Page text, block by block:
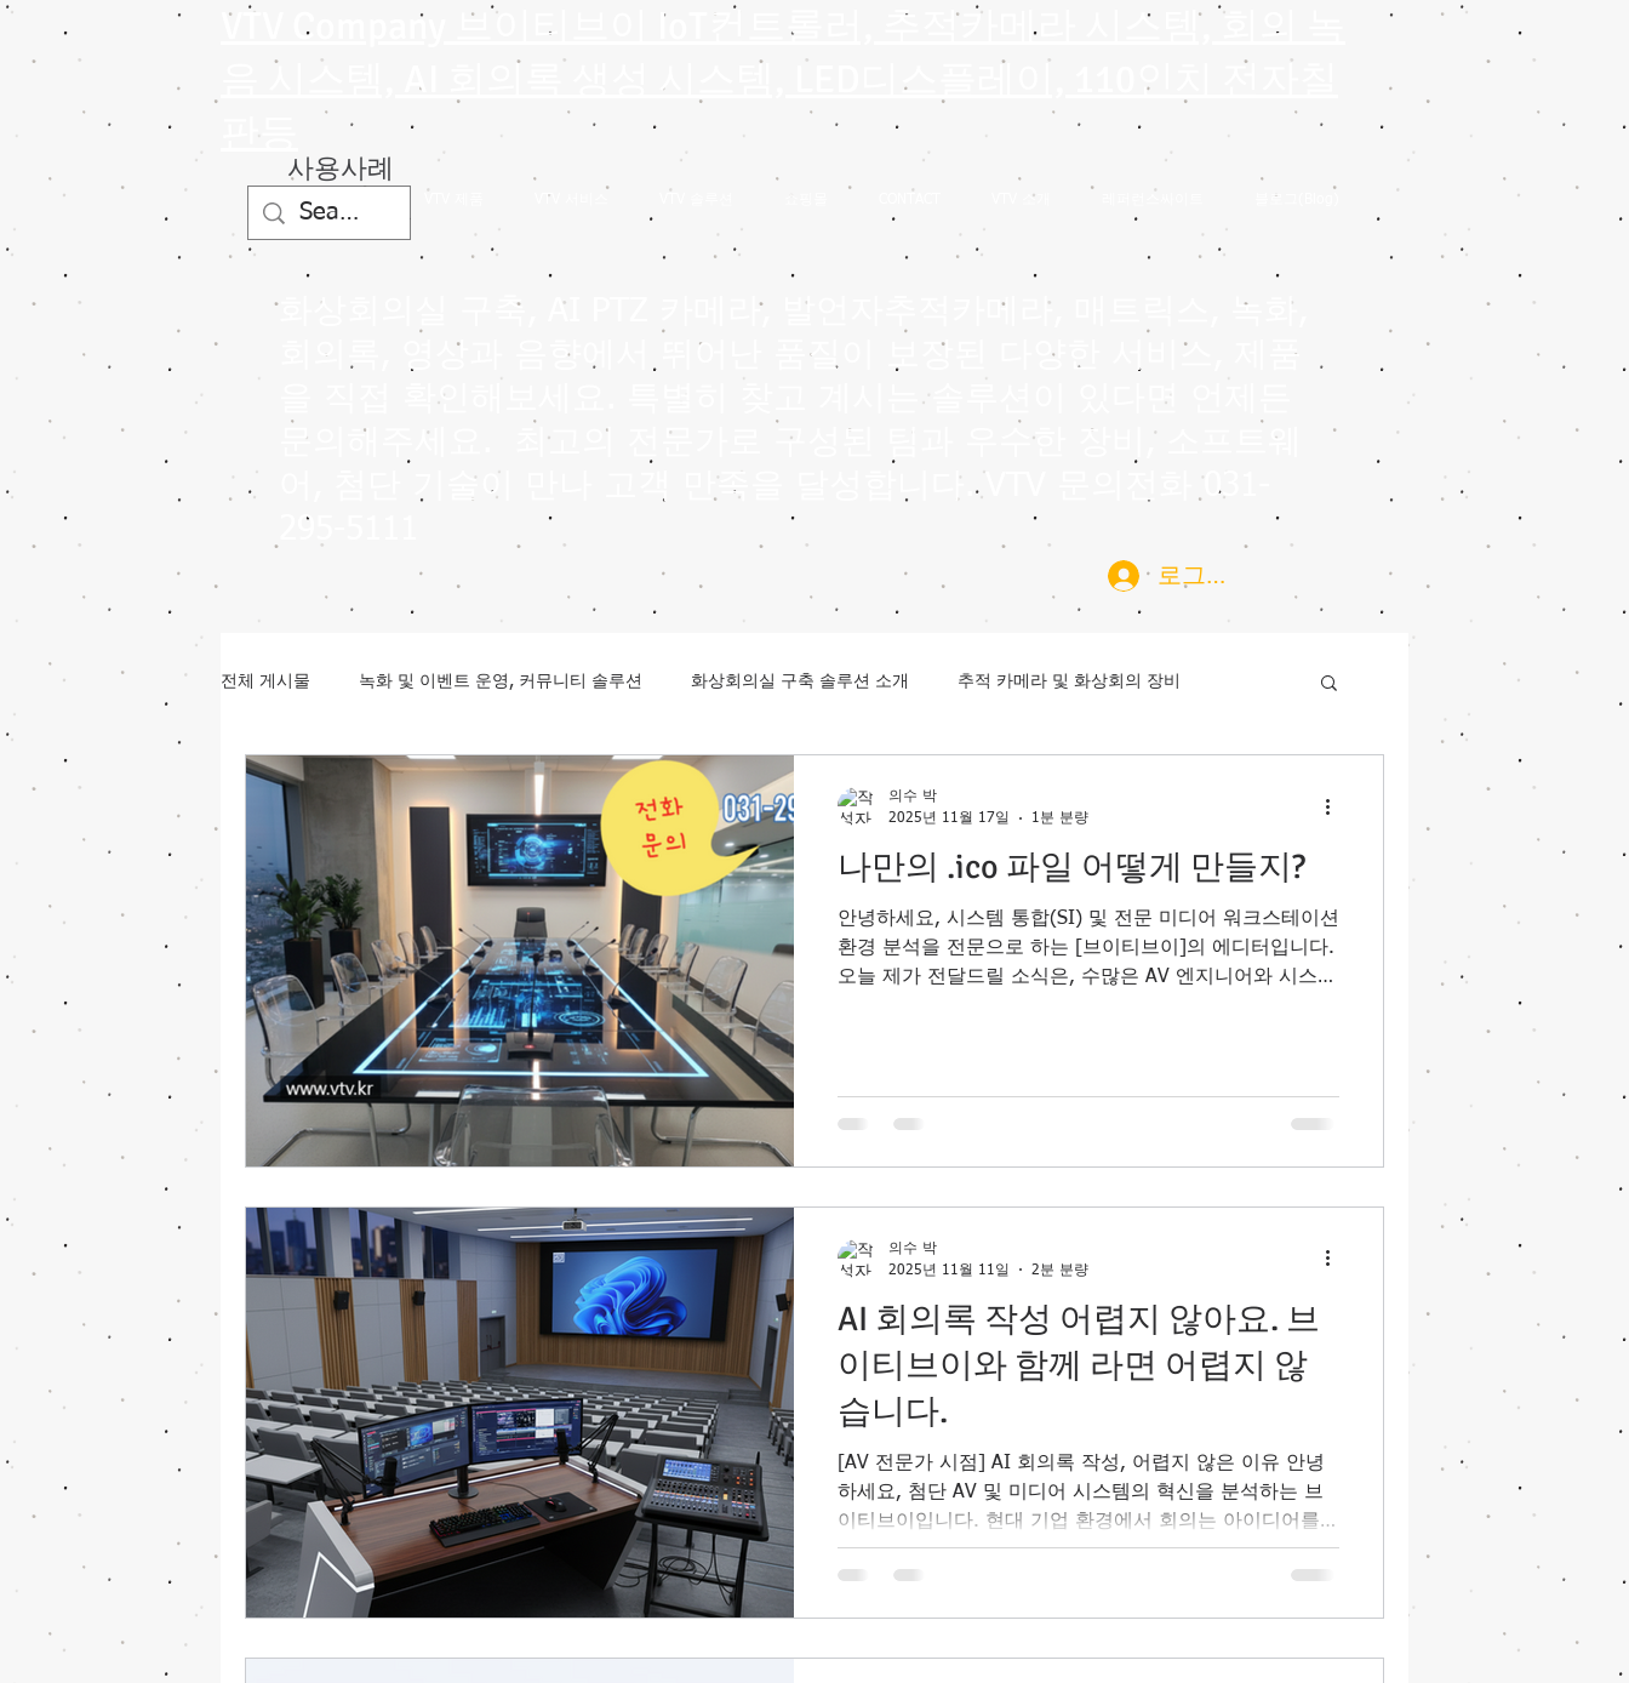
VTV Company 브이티브이 IoT컨트롤러, 추적카메라 시스템, 회의 녹
음 시스템, AI 회의록 생성 시스템, LED디스플레이, 110인치 전자칠
판등
VTV 서비스 VTV 소개 블로그(Blog)
사용사례
화상회의실 구축, AI PTZ 카메라, 발언자추적카메라, 매트릭스, 녹화,
회의록, 영상과 음향에서 뛰어난 품질이 보장된 다양한 서비스, 제품
을 직접 확인해보세요. 특별히 찾고 계시는 솔루션이 있다면 언제든
문의해주세요.
최고의 전문가로 구성된 팀과 우수한 장비, 소프트웨
어, 첨단 기술이 만나 고객 만족을 달성합니다. VTV 문의전화 031-
295-5111
로그인
전체 게시물 녹화 및 이벤트 운영, 커뮤니티 솔루션 화상회의실 구축 솔루션 소개 추적 카메라 및 화상회의 장비
소프트웨어
나만의 .ico 파일 어떻게 만들지?
안녕하세요, 시스템 통합(SI) 및 전문 미디어 워크스테이션
환경 분석을 전문으로 하는 [브이티브이]의 에디터입니다.
오늘 제가 전달드릴 소식은, 수많은 AV 엔지니어와 시스템
https://drive.google.com/file/d/1MchaVFOfB6YcwhfyImm
m7CvTt3Pl9OJh/view?usp=drive_link 브이티브이에서 개
시스템-rec-b
의수 박
2025년 11월 17일
1분 분량
AI 회의록 작성 어렵지 않아요. 브
이티브이와 함께 라면 어렵지 않
습니다.
[AV 전문가 시점] AI 회의록 작성, 어렵지 않은 이유 안녕
하세요, 첨단 AV 및 미디어 시스템의 혁신을 분석하는 브
이티브이입니다. 현대 기업 환경에서 회의는 아이디어를
교환하고 의사결정을 내리는 핵심적인 과정입니다. 하지만
회의가 끝난 후, 많은 직장인들이 공통적으로 느끼는 고통
의수 박
2025년 11월 11일
2분 분량